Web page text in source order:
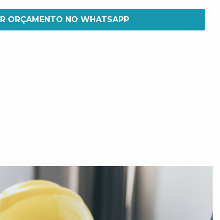
ORÇAMENTO NO WHATSAPP